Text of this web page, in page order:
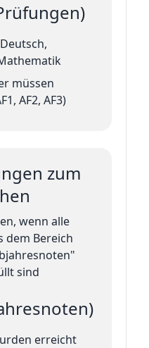
müssen
AF2, AF3)
zum
wenn alle
dem Bereich
sind
erreicht